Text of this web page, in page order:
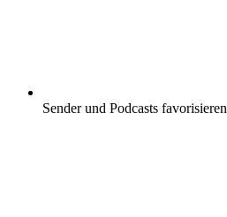
Sender und Podcasts favorisieren